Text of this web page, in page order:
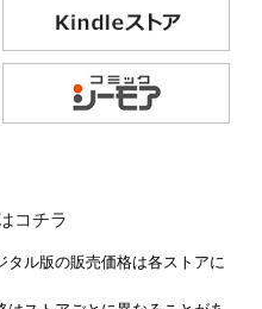
コチラ
ル版の販売価格は各ストアに